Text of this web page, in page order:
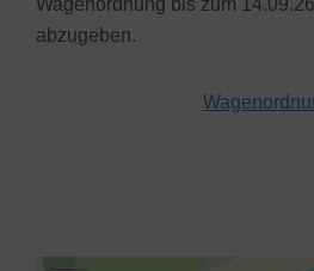
abzugeben.